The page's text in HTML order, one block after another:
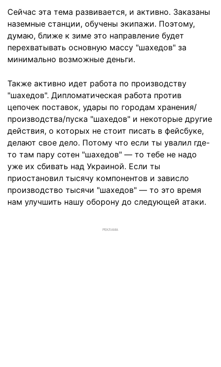
Сейчас эта тема развивается, и активно. Заказаны
наземные станции, обучены экипажи. Поэтому,
думаю, ближе к зиме это направление будет
перехватывать основную массу "шахедов" за
минимально возможные деньги.
Также активно идет работа по производству
"шахедов". Дипломатическая работа против
цепочек поставок, удары по городам хранения/
производства/пуска "шахедов" и некоторые другие
действия, о которых не стоит писать в фейсбуке,
делают свое дело. Потому что если ты увалил где-
то там пару сотен "шахедов" — то тебе не надо
уже их сбивать над Украиной. Если ты
приостановил тысячу компонентов и зависло
производство тысячи "шахедов" — то это время
нам улучшить нашу оборону до следующей атаки.
РЕКЛАМА